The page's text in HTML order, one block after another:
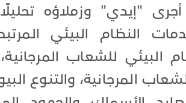
"إيدي" وزملاؤه
النظام البيئي
البيئي للشعاب
المرجانية، والتنوع